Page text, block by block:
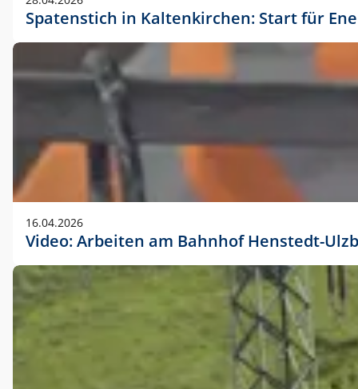
Spatenstich in Kaltenkirchen: Start für
16.04.2026
Video: Arbeiten am Bahnhof Henstedt-